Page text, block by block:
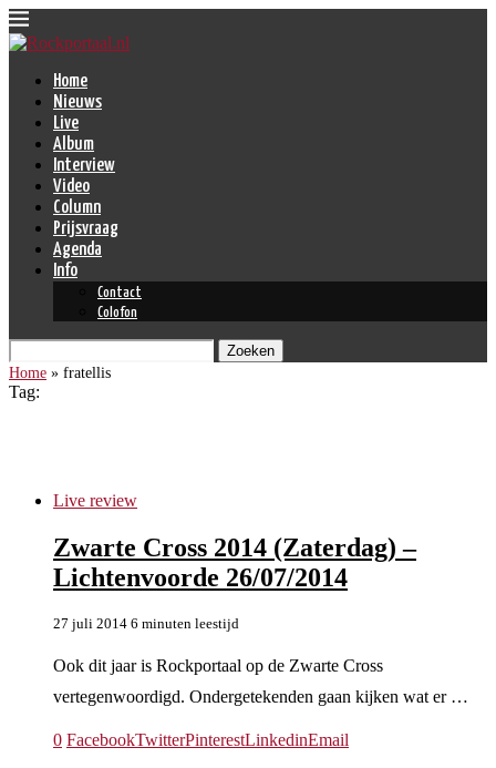
Home
Nieuws
Live
Album
Interview
Video
Column
Prijsvraag
Agenda
Info
Contact
Colofon
Zoeken
Home » fratellis
Tag:
Live review
Zwarte Cross 2014 (Zaterdag) –
Lichtenvoorde 26/07/2014
27 juli 2014 6 minuten leestijd
Ook dit jaar is Rockportaal op de Zwarte Cross
vertegenwoordigd. Ondergetekenden gaan kijken wat er …
0 FacebookTwitterPinterestLinkedinEmail